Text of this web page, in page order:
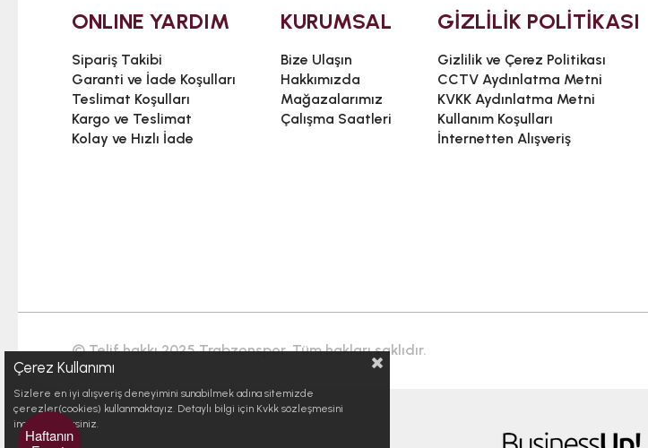
ONLINE YARDIM
Sipariş Takibi
Garanti ve İade Koşulları
Teslimat Koşulları
Kargo ve Teslimat
Kolay ve Hızlı İade
KURUMSAL
Bize Ulaşın
Hakkımızda
Mağazalarımız
Çalışma Saatleri
GİZLİLİK POLİTİKASI
Gizlilik ve Çerez Politikası
CCTV Aydınlatma Metni
KVKK Aydınlatma Metni
Kullanım Koşulları
İnternetten Alışveriş
© Telif hakkı 2025 Trabzonspor. Tüm hakları saklıdır.
Çerez Kullanımı
Sizlere en iyi alışveriş deneyimini sunabilmek adına sitemizde
çerezler(cookies) kullanmaktayız. Detaylı bilgi için Kvkk sözleşmesini
inceleyebilirsiniz.
Haftanın